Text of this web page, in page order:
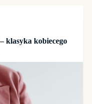
klasyka kobiecego